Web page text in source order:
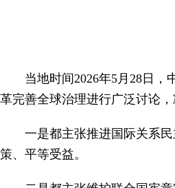
当地时间2026年5月28日
革完善全球治理进行广泛讨论，
一是都主张推进国际关系
策、平等受益。